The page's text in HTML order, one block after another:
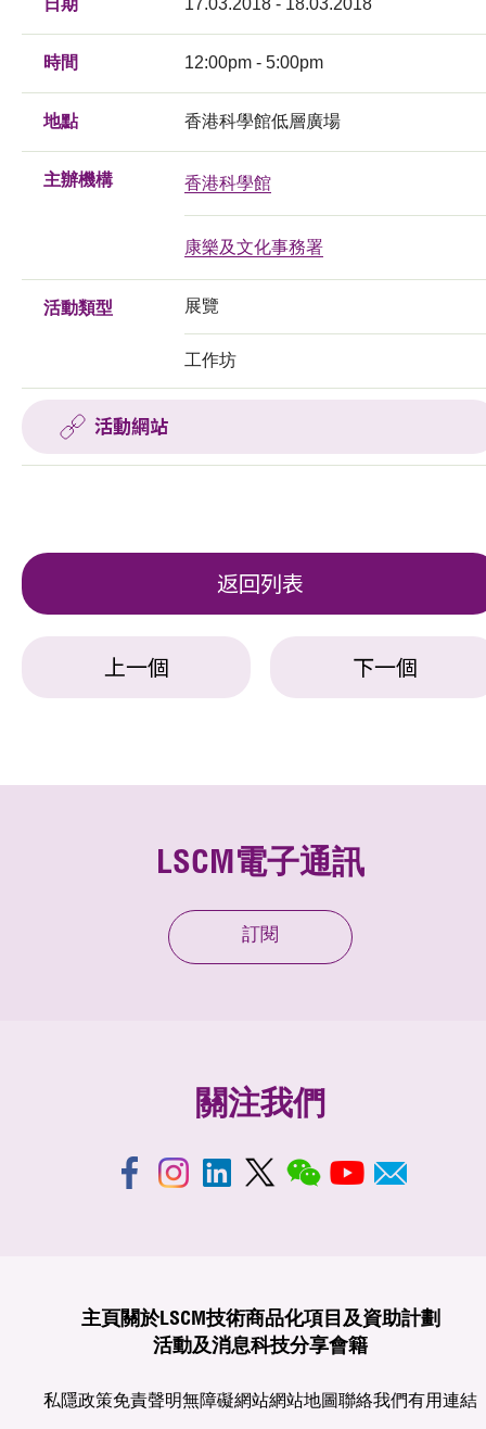
時間 12:00pm - 5:00pm
地點 香港科學館低層廣場
主辦機構 香港科學館
康樂及文化事務署
活動類型 展覽
工作坊
活動網站
返回列表
上一個 下一個
LSCM電子通訊
訂閱
關注我們
主頁 關於LSCM技術商品化項目及資助計劃
活動及消息科技分享會籍
私隱政策免責聲明無障礙網站網站地圖聯絡我們有用連結